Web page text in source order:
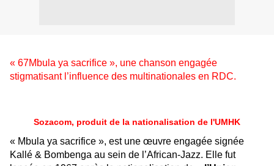
« 67Mbula ya sacrifice », une chanson engagée
stigmatisant l’influence des multinationales en RDC.
Sozacom, produit de la nationalisation de l'UMHK
« Mbula ya sacrifice », est une œuvre engagée signée
Kallé & Bombenga au sein de l’African-Jazz. Elle fut